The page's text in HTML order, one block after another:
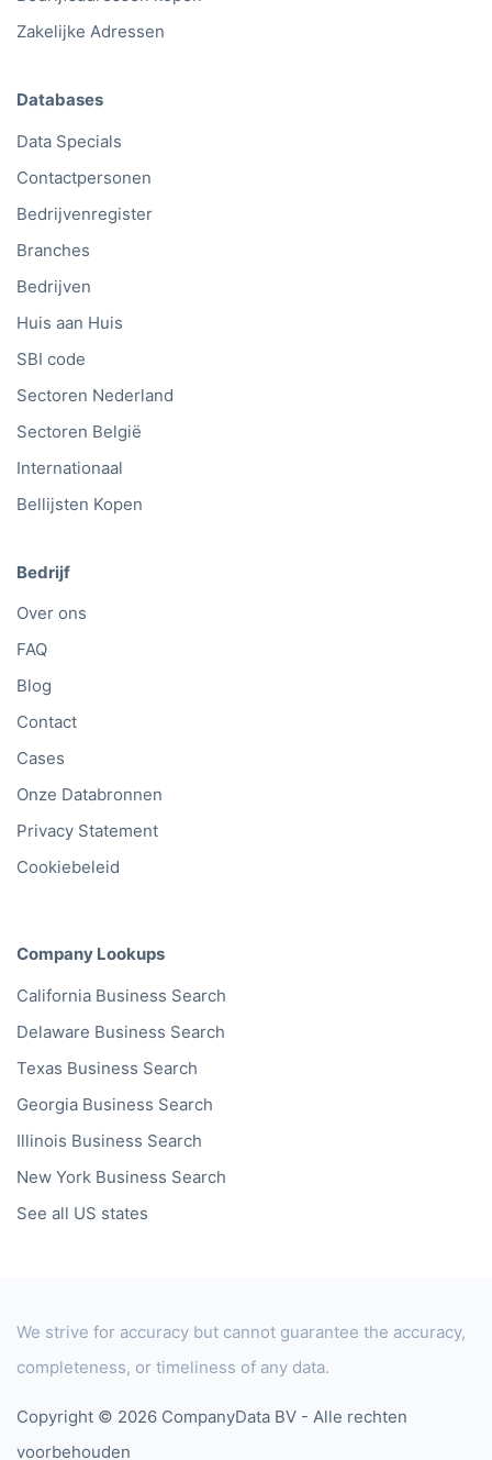
Zakelijke Adressen
Databases
Data Specials
Contactpersonen
Bedrijvenregister
Branches
Bedrijven
Huis aan Huis
SBI code
Sectoren Nederland
Sectoren België
Internationaal
Bellijsten Kopen
Bedrijf
Over ons
FAQ
Blog
Contact
Cases
Onze Databronnen
Privacy Statement
Cookiebeleid
Company Lookups
California Business Search
Delaware Business Search
Texas Business Search
Georgia Business Search
Illinois Business Search
New York Business Search
See all US states
We strive for accuracy but cannot guarantee the accuracy,
completeness, or timeliness of any data.
Copyright © 2026 CompanyData BV - Alle rechten
voorbehouden